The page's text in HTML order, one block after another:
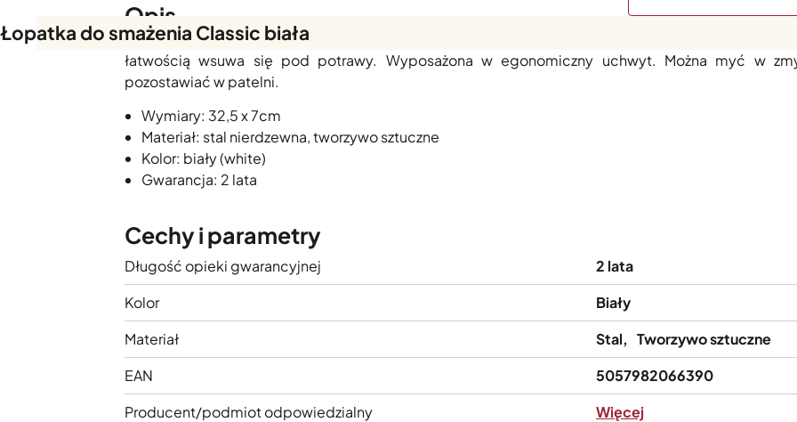
Łopatka do smażenia Classic biała
Opis
Łopatka ze stali nierdzewnej, idealna do smażenia delikatnych potraw, np. ryb lub omletów.
łatwością wsuwa się pod potrawy. Wyposażona w egonomiczny uchwyt. Można myć w
pozostawiać w patelni.
Wymiary: 32,5 x 7cm
Materiał: stal nierdzewna, tworzywo sztuczne
Kolor: biały (white)
Gwarancja: 2 lata
Cechy i parametry
Długość opieki gwarancyjnej
2 lata
Kolor
Biały
Materiał
Stal
Tworzywo sztuczne
EAN
5057982066390
Producent/podmiot odpowiedzialny
Więcej